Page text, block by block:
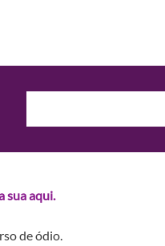
sua aqui.
de ódio.